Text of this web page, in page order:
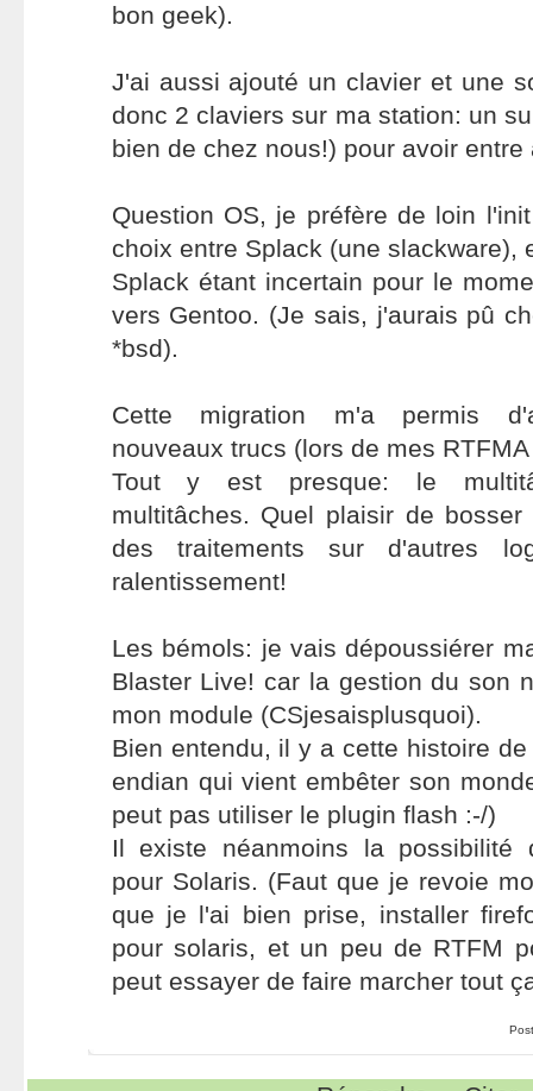
bon geek).
J'ai aussi ajouté un clavier et une
donc 2 claviers sur ma station: un
bien de chez nous!) pour avoir
Question OS, je préfère de loin
choix entre Splack (une slackware),
Splack étant incertain pour le
vers Gentoo. (Je sais, j'aurais pû
*bsd).
Cette migration m'a permis
nouveaux trucs (lors de mes
Tout y est presque: le
multitâches. Quel plaisir de
des traitements sur d'autres
ralentissement!
Les bémols: je vais dépoussiérer
Blaster Live! car la gestion du son
mon module (CSjesaisplusquoi).
Bien entendu, il y a cette histoire
endian qui vient embêter son
peut pas utiliser le plugin flash :-/)
Il existe néanmoins la possibilité
pour Solaris. (Faut que je revoie
que je l'ai bien prise, installer
pour solaris, et un peu de RTFM
peut essayer de faire marcher tout